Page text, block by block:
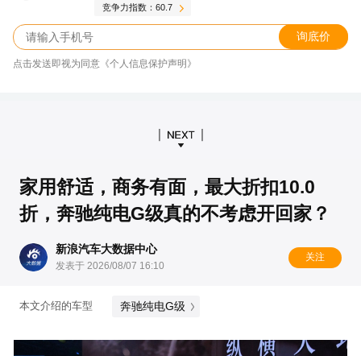
竞争力指数：60.7
询底价
点击发送即视为同意《个人信息保护声明》
家用舒适，商务有面，最大折扣10.0
折，奔驰纯电G级真的不考虑开回家？
新浪汽车大数据中心
发表于 2026/08/07 16:10
关注
本文介绍的车型 奔驰纯电G级